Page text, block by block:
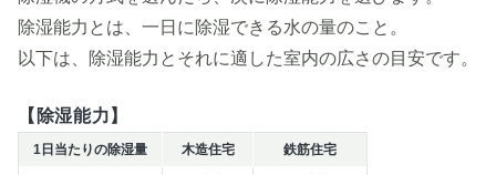
除湿能力とは、一日に除湿できる水の量のこと。
以下は、除湿能力とそれに適した室内の広さの目安です。
【除湿能力】
1日当たりの除湿量 木造住宅 鉄筋住宅